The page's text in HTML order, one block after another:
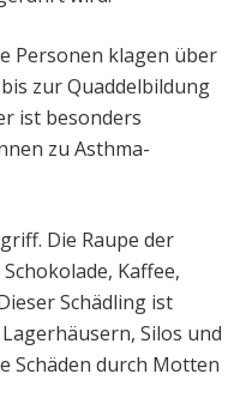
Personen klagen über
zur Quaddelbildung
ist besonders
zu Asthma-
Die Raupe der
Kaffee,
Schädling ist
Silos und
Schäden durch Motten